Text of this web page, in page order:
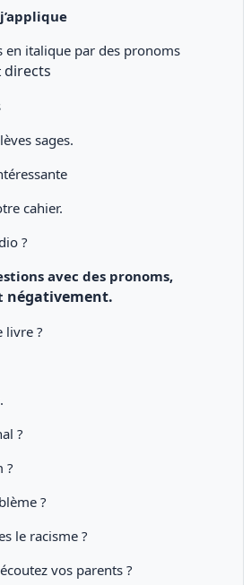
en italique par des pronoms
directs
sages.
cahier.
?
avec des pronoms,
négativement.
livre ?
?
?
?
le racisme ?
vos parents ?